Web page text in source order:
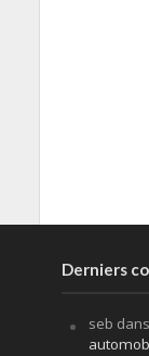
Derniers
seb dans